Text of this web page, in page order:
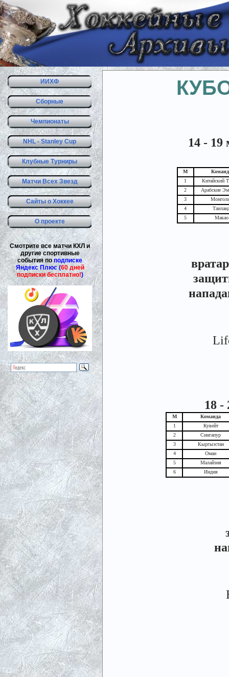
ИИХФ
Сборные
Чемпионаты
NHL - Stanley Cup
Клубные Турниры
Матчи Всех Звезд
Сайты о Хоккее
О проекте
Смотрите все матчи КХЛ и
другие спортивные
события поподписке
Яндекс Плюс (60 дней
подписки бесплатно!)
14 - 19
М
1
Китайский
2
Арабские
3
4
5
Макао
18 -
М
Команда
1
Кувейт
2
Сингапур
3
Кыргызстан
4
Оман
5
Малайзия
6
Индия